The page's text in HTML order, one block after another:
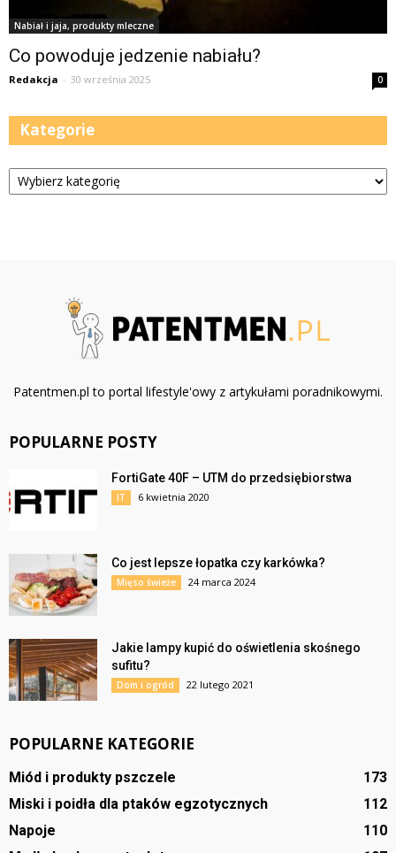
Nabiał i jaja, produkty mleczne
Co powoduje jedzenie nabiału?
Redakcja - 30 września 2025 0
Kategorie
Kategorie
Patentmen.pl to portal lifestyle'owy z artykułami poradnikowymi.
POPULARNE POSTY
FortiGate 40F – UTM do przedsiębiorstwa
IT 6 kwietnia 2020
Co jest lepsze łopatka czy karkówka?
Mięso świeże 24 marca 2024
Jakie lampy kupić do oświetlenia skośnego
sufitu?
Dom i ogród 22 lutego 2021
POPULARNE KATEGORIE
Miód i produkty pszczele
173
Miski i poidła dla ptaków egzotycznych
112
Napoje
110